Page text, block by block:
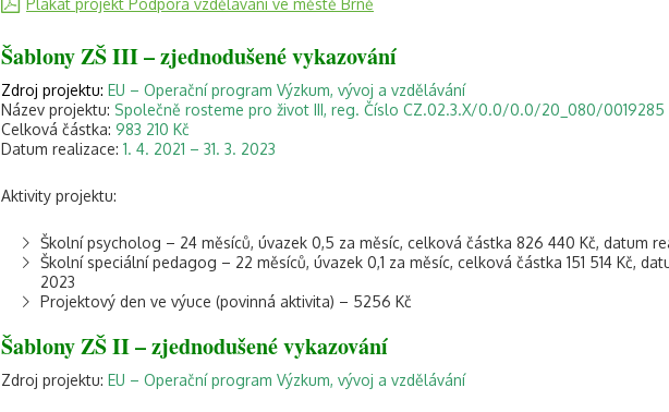
Plakát projekt Podpora vzdělávání ve městě Brně
Šablony ZŠ III – zjednodušené vykazování
Zdroj projektu: EU – Operační program Výzkum, vývoj a vzdělávání
Název projektu: Společně rosteme pro život III, reg. Číslo CZ.02.3.X/0.0/0.0/20_080/0019285
Celková částka: 983 210 Kč
Datum realizace: 1. 4. 2021 – 31. 3. 2023
Aktivity projektu:
Školní psycholog – 24 měsíců, úvazek 0,5 za měsíc, celková částka 826 440 Kč, datum
Školní speciální pedagog – 22 měsíců, úvazek 0,1 za měsíc, celková částka 151 514 Kč,
2023
Projektový den ve výuce (povinná aktivita) – 5256 Kč
Šablony ZŠ II – zjednodušené vykazování
Zdroj projektu: EU – Operační program Výzkum, vývoj a vzdělávání